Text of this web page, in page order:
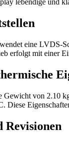
lebendige und
eine LVDS-
erfolgt mit einer
Gewicht von 2.10
Diese